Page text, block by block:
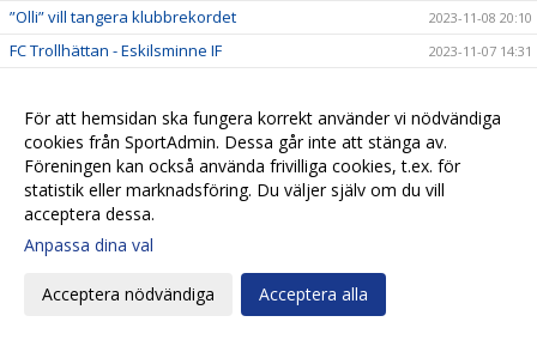
”Olli” vill tangera klubbrekordet 2023-11-08 20:10
FC Trollhättan - Eskilsminne IF 2023-11-07 14:31
Johan Albin uttagen till Morgondagens stjärnor 2023-11-06 17:54
Seger mot Lunds BK i sista hemmamatchen 2023-11-05 17:24
Reinholdsson tillbaka i skadedrabbat Eskils 2023-11-03 09:57
Imponerande säsong av ”Bobbe"
Ingen tvekan för Casper Seger
Eskilsminne IF - Lunds BK
Eskilscoachen: ”Vi förtjänade inte förlora"
För att hemsidan ska fungera korrekt använder vi nödvändiga
cookies från SportAdmin. Dessa går inte att stänga av.
Föreningen kan också använda frivilliga cookies, t.ex. för
statistik eller marknadsföring. Du väljer själv om du vill
acceptera dessa.
Anpassa dina val
Acceptera nödvändiga Acceptera alla